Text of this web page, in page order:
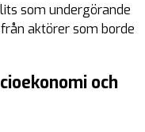
som undergörande
aktörer som borde
och